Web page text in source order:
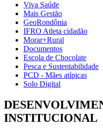
Viva Saúde
Mais Gestão
GeoRondônia
IFRO Atleta cidadão
Morar+Rural
Documentos
Escola de Chocolate
Pesca e Sustentabilidade
PCD - Mães atípicas
Solo Digital
INSTITUCIONAL